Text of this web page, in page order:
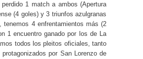
1 match a ambos (Apertura
(4 goles) y 3 triunfos azulgranas
4 enfrentamientos más (2
1 encuentro ganado por los de La
todos los pleitos oficiales, tanto
por San Lorenzo de